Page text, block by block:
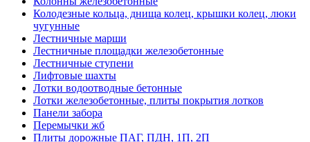
Колодезные кольца, днища колец, крышки колец, люки
чугунные
Лестничные марши
Лестничные площадки железобетонные
Лестничные ступени
Лифтовые шахты
Лотки водоотводные бетонные
Лотки железобетонные, плиты покрытия лотков
Панели забора
Перемычки жб
Плиты дорожные ПАГ, ПДН, 1П, 2П